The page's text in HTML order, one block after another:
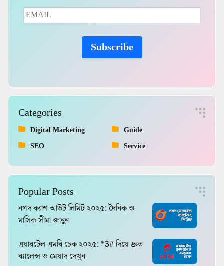
Subscribe
Categories
Digital Marketing
Guide
SEO
Service
Popular Posts
নগদ ক্যাশ আউট লিমিট ২০২৫: দৈনিক ও
মাসিক সীমা জানুন
এয়ারটেল এমবি চেক ২০২৫: *3# দিয়ে দ্রুত
ব্যালেন্স ও মেয়াদ দেখুন